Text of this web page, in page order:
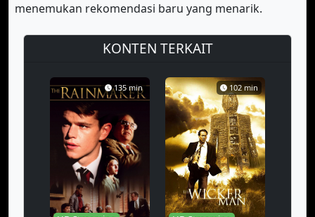
menemukan rekomendasi baru yang menarik.
KONTEN TERKAIT
135 min 102 min